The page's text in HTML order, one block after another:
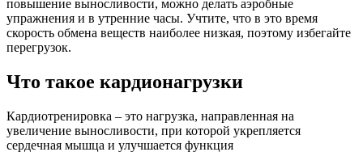
повышение выносливости, можно делать аэробные
упражнения и в утренние часы. Учтите, что в это время
скорость обмена веществ наиболее низкая, поэтому избегайте
перегрузок.
Что такое кардионагрузки
Кардиотренировка – это нагрузка, направленная на
увеличение выносливости, при которой укрепляется
сердечная мышца и улучшается функция